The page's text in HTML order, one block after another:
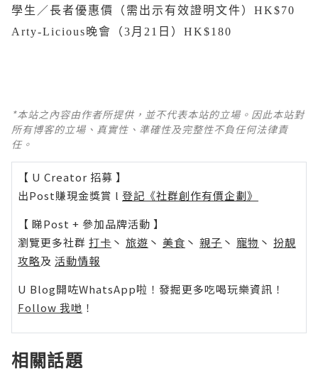
學生／長者優惠價（需出示有效證明文件）HK$70
Arty-Licious晚會（3月21日） HK$180
*本站之內容由作者所提供，並不代表本站的立場。因此本站對
所有博客的立場、真實性、準確性及完整性不負任何法律責
任。
【 U Creator 招募 】
出Post賺現金獎賞 l 登記《社群創作有價企劃》
【 睇Post + 參加品牌活動 】
瀏覽更多社群 打卡 丶 旅遊 丶 美食 丶 親子 丶 寵物 丶 扮靚
攻略及 活動情報
U Blog開咗WhatsApp啦！發掘更多吃喝玩樂資訊！
Follow 我哋 ！
相關話題